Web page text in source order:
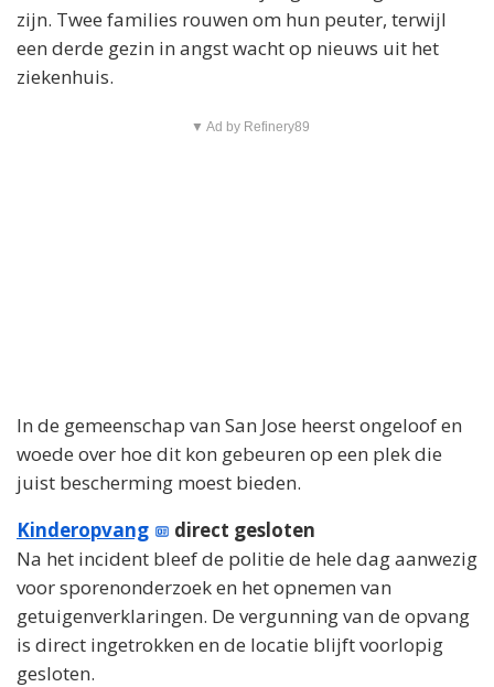
zijn. Twee families rouwen om hun peuter, terwijl
een derde gezin in angst wacht op nieuws uit het
ziekenhuis.
▼ Ad by Refinery89
In de gemeenschap van San Jose heerst ongeloof en
woede over hoe dit kon gebeuren op een plek die
juist bescherming moest bieden.
Kinderopvang
direct gesloten
Na het incident bleef de politie de hele dag aanwezig
voor sporenonderzoek en het opnemen van
getuigenverklaringen. De vergunning van de opvang
is direct ingetrokken en de locatie blijft voorlopig
gesloten.